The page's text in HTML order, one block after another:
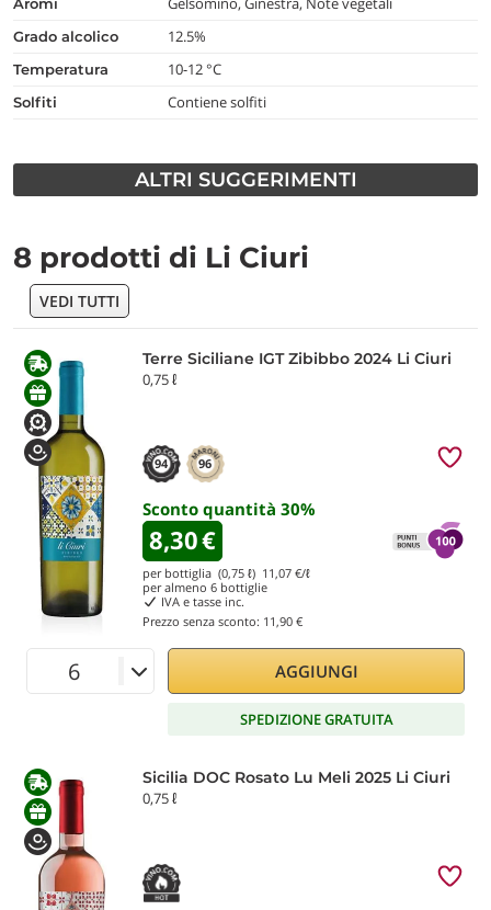
grado alcolico 12.5%
temperatura 10-12 °C
Solfiti Contiene solfiti
ALTRI SUGGERIMENTI
8 prodotti di Li Ciuri
VEDI TUTTI
Terre Siciliane IGT Zibibbo 2024 Li Ciuri
0,75 ℓ
94 96
Sconto quantità 30%
8,30€
per bottiglia (0,75 ℓ) 11,07 €/ℓ
per almeno 6 bottiglie
IVA e tasse inc.
Prezzo senza sconto: 11,90 €
AGGIUNGI
SPEDIZIONE GRATUITA
Sicilia DOC Rosato Lu Meli 2025 Li Ciuri
0,75 ℓ